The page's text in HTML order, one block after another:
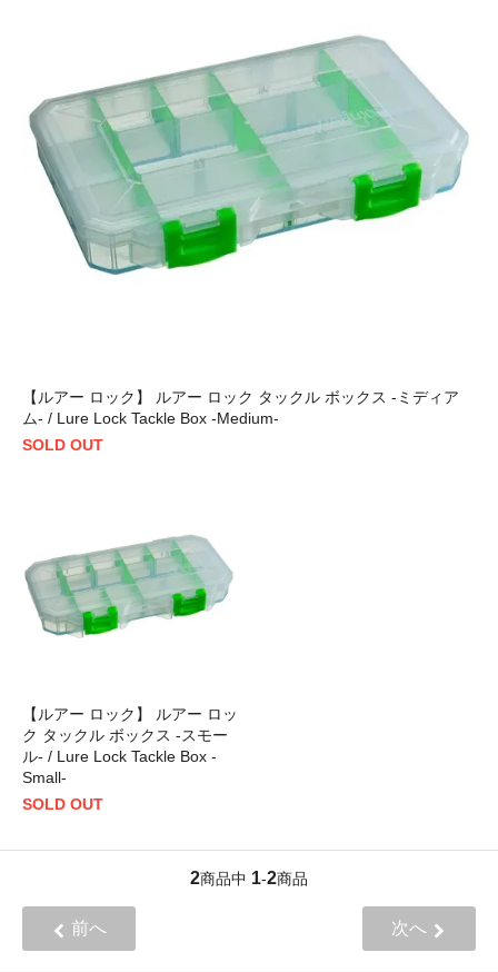
【ルアー ロック】 ルアー ロック タックル ボックス -ミディア
ム- / Lure Lock Tackle Box -Medium-
SOLD OUT
【ルアー ロック】 ルアー ロッ
ク タックル ボックス -スモー
ル- / Lure Lock Tackle Box -
Small-
SOLD OUT
2商品中 1-2商品
前へ 次へ